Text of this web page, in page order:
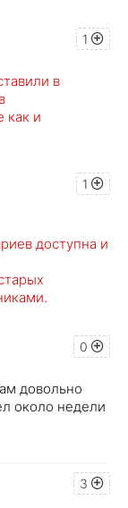
1
в
как и
1
доступна и
0
довольно
около недели
3